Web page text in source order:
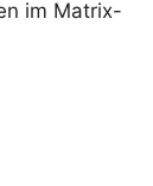
im Matrix-